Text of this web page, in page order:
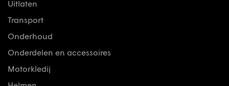
Uitlaten
Transport
Onderhoud
Onderdelen en accessoires
Motorkledij